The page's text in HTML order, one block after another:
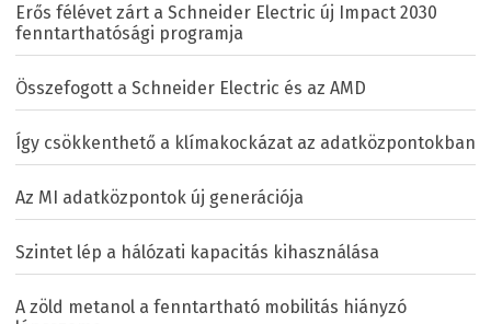
Erős félévet zárt a Schneider Electric új Impact 2030
fenntarthatósági programja
Összefogott a Schneider Electric és az AMD
Így csökkenthető a klímakockázat az adatközpontokban
Az MI adatközpontok új generációja
Szintet lép a hálózati kapacitás kihasználása
A zöld metanol a fenntartható mobilitás hiányzó